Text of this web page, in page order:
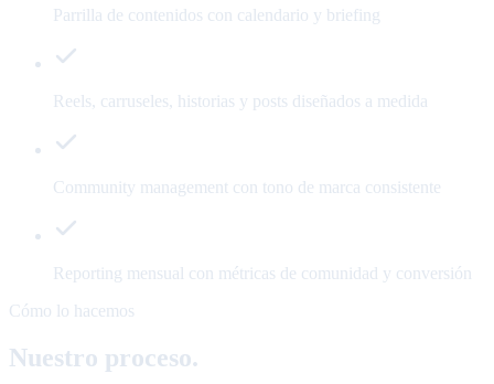
Parrilla de contenidos con calendario y briefing
Reels, carruseles, historias y posts diseñados a medida
Community management con tono de marca consistente
Reporting mensual con métricas de comunidad y conversión
Cómo lo hacemos
Nuestro proceso.